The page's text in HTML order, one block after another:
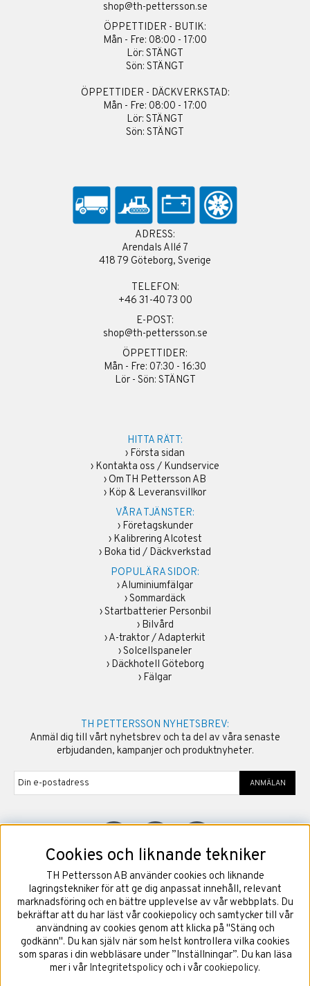
shop@th-pettersson.se
ÖPPETTIDER - BUTIK:
Mån - Fre: 08:00 - 17:00
Lör: STÄNGT
Sön: STÄNGT
ÖPPETTIDER - DÄCKVERKSTAD:
Mån - Fre: 08:00 - 17:00
Lör: STÄNGT
Sön: STÄNGT
ADRESS:
Arendals Allé 7
418 79 Göteborg, Sverige
TELEFON:
+46 31-40 73 00
E-POST:
shop@th-pettersson.se
ÖPPETTIDER:
Mån - Fre: 07:30 - 16:30
Lör - Sön: STÄNGT
HITTA RÄTT:
› Första sidan
› Kontakta oss / Kundservice
› Om TH Pettersson AB
› Köp & Leveransvillkor
VÅRA TJÄNSTER:
› Företagskunder
› Kalibrering Alcotest
› Boka tid / Däckverkstad
POPULÄRA SIDOR:
›Aluminiumfälgar
›Sommardäck
›Startbatterier Personbil
› Bilvård
›A-traktor / Adapterkit
›Solcellspaneler
› Däckhotell Göteborg
› Fälgar
TH PETTERSSON NYHETSBREV:
Anmäl dig till vårt nyhetsbrev och ta del av våra senaste
erbjudanden, kampanjer och produktnyheter.
ANMÄLAN
©2026Copyright TH Pettersson AB
Cookies och liknande tekniker
TH Pettersson AB använder cookies och liknande
lagringstekniker för att ge dig anpassat innehåll, relevant
marknadsföring och en bättre upplevelse av vår webbplats. Du
bekräftar att du har läst vår cookiepolicy och samtycker till vår
användning av cookies genom att klicka på "Stäng och
godkänn". Du kan själv när som helst kontrollera vilka cookies
som sparas i din webbläsare under ”Inställningar”. Du kan läsa
mer i vår Integritetspolicy och i vår cookiepolicy.